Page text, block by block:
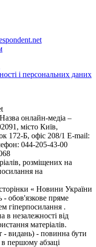
і персональних даних
онлайн-медіа –
місто Київ,
Б, офіс 208/1 E-mail:
044-205-43-00
розміщених на
на
« Новини України
- обов'язкове пряме
гіперпосилання .
в незалежності від
матеріалів.
- видань) - повинна бути
першому абзаці